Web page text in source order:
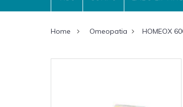
Home Omeopatia HOMEOX